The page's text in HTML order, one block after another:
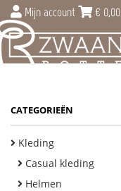
Mijn account € 0,00
CATEGORIEËN
Kleding
Casual kleding
Helmen